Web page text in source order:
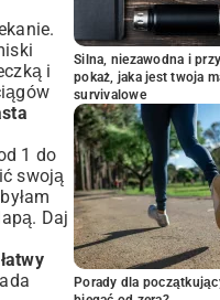
i
1 do
swoją
Daj
łatwy
Silna, niezawodna i
pokaż, jaka jest twoja
survivalowe
Porady dla